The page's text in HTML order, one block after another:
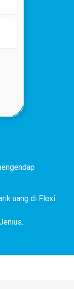
uang di Flexi